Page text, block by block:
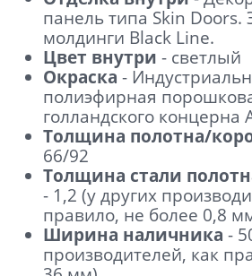
панель типа Skin
молдинги Black Line.
Цвет внутри - светлый
Окраска -
полиэфирная
голландского концерна
Толщина полотна/
66/92
Толщина стали
- 1,2 (у других
правило, не более 0,8
Ширина наличника -
производителей, как